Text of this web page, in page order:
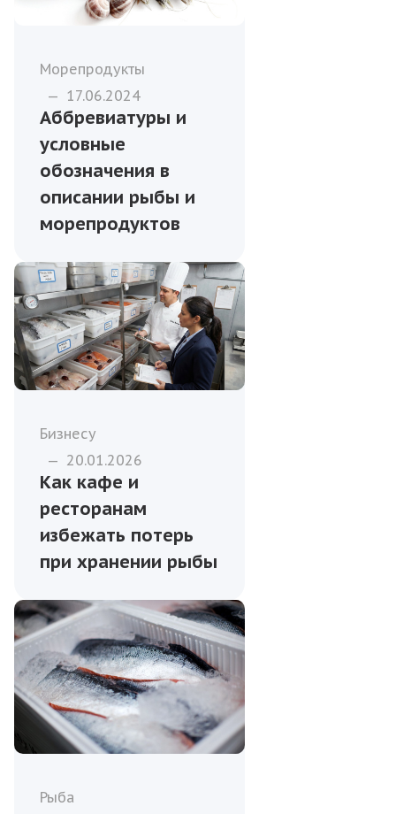
Морепродукты
— 17.06.2024
Аббревиатуры и
условные
обозначения в
описании рыбы и
морепродуктов
Бизнесу
— 20.01.2026
Как кафе и
ресторанам
избежать потерь
при хранении рыбы
Рыба